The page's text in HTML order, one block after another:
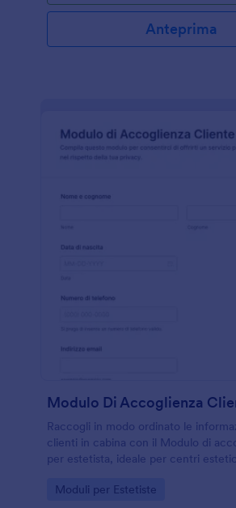
Anteprima
Raccogli in modo ordinato le
clienti in cabina con il Modulo di
per estetista, ideale per centri
con Jotform.
Go to Category:
Moduli per Estetiste